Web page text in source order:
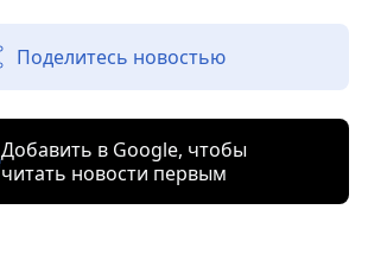
Поделитесь новостью
Добавить в Google, чтобы
читать новости первым